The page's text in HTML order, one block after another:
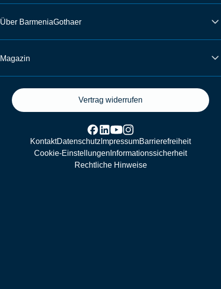
Über BarmeniaGothaer
Magazin
Vertrag widerrufen
KontaktDatenschutz ImpressumBarrierefreiheit
Cookie-Einstellungen Informationssicherheit
Rechtliche Hinweise